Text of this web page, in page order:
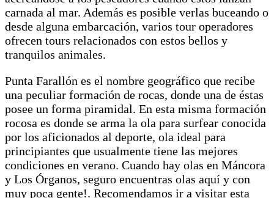
carnada al mar. Además es posible verlas buceando o
desde alguna embarcación, varios tour operadores
ofrecen tours relacionados con estos bellos y
tranquilos animales.
Punta Farallón es el nombre geográfico que recibe
una peculiar formación de rocas, donde una de éstas
posee un forma piramidal. En esta misma formación
rocosa es donde se arma la ola para surfear conocida
por los aficionados al deporte, ola ideal para
principiantes que usualmente tiene las mejores
condiciones en verano. Cuando hay olas en Máncora
y Los Órganos, seguro encuentras olas aquí y con
muy poca gente!. Recomendamos ir a visitar esta